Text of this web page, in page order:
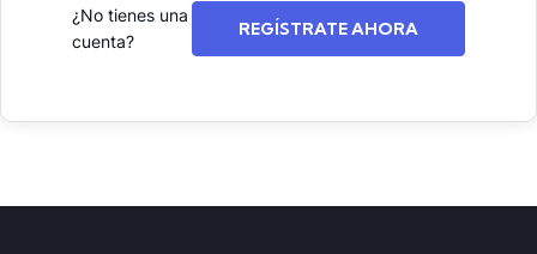
¿No tienes una
cuenta?
REGÍSTRATE AHORA